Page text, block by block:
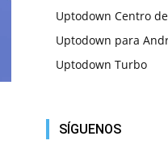
Uptodown Centro
Uptodown para
Uptodown Turbo
SÍGUENOS